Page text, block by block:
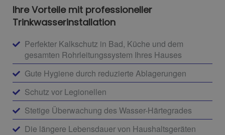
Ihre Vorteile mit professioneller
Trinkwasserinstallation
Perfekter Kalkschutz in Bad, Küche und dem
gesamten Rohrleitungssystem Ihres Hauses
Gute Hygiene durch reduzierte Ablagerungen
Schutz vor Legionellen
Stetige Überwachung des Wasser-Härtegrades
Die längere Lebensdauer von Haushaltsgeräten